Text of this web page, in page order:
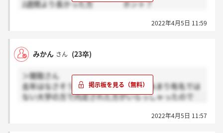
2週間より長かった方 ホント？
2022年4月5日 11:59
みかん さん (23卒)
＞関取さん
去年はなさそうでした！マッチャーであまり有名では
ない大学の方で内定された方がいらっしゃったので
2022年4月5日 11:57